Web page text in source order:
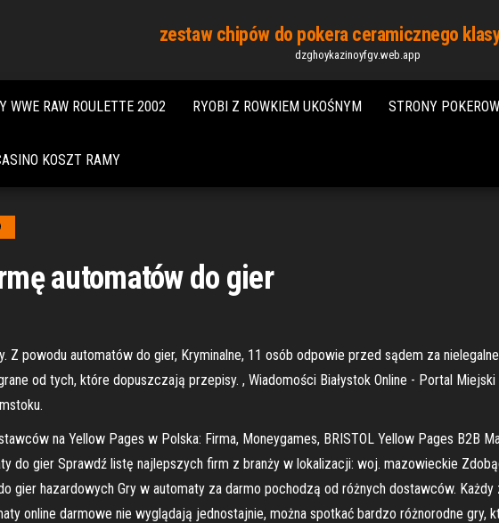
zestaw chipów do pokera ceramicznego
dzghoykazinoyfgv.web.app
WWE RAW ROULETTE 2002 RYOBI Z ROWKIEM UKOŚNYM STRONY
KOSZT RAMY
automatów do gier
Z powodu automatów do gier, Kryminalne, 11 osób odpowie przed sądem za
od tych, które dopuszczają przepisy. , Wiadomości Białystok Online - Portal
na Yellow Pages w Polska: Firma, Moneygames, BRISTOL Yellow Pages B2B
do gier Sprawdź listę najlepszych firm z branży w lokalizacji: woj. mazowieckie
gier hazardowych Gry w automaty za darmo pochodzą od różnych dostawców.
online darmowe nie wyglądają jednostajnie, można spotkać bardzo różnorodne gry,